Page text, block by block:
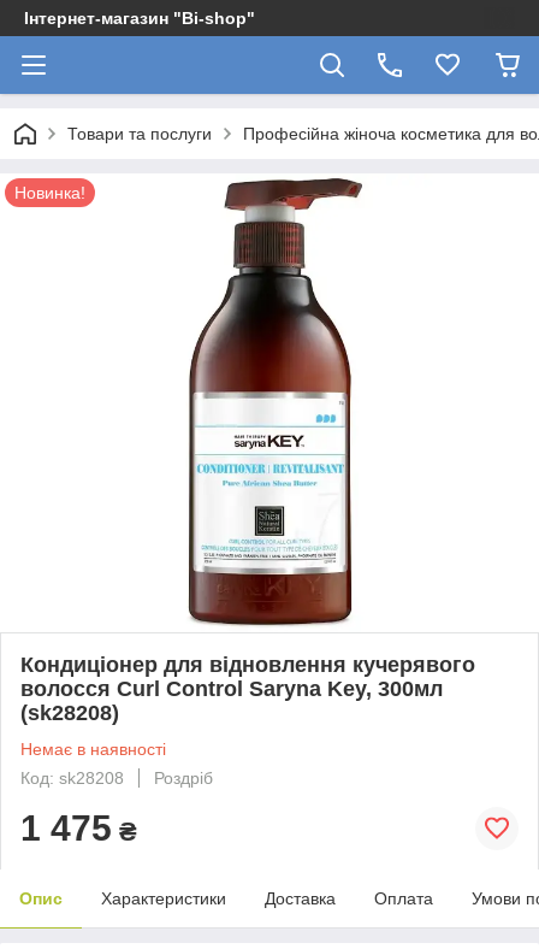
Інтернет-магазин "Bi-shop"
Товари та послуги Професійна жіноча косметика для
Новинка!
Кондиціонер для відновлення кучерявого
волосся Curl Control Saryna Key, 300мл
(sk28208)
Немає в наявності
Код: sk28208
Роздріб
1 475 ₴
Опис Характеристики Доставка Оплата Умови